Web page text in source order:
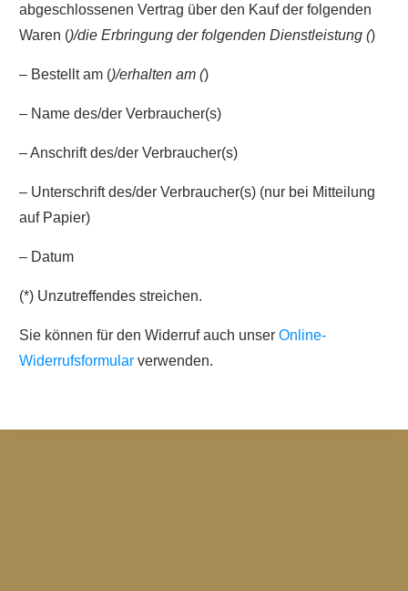
abgeschlossenen Vertrag über den Kauf der folgenden
Waren ()/die Erbringung der folgenden Dienstleistung ()
– Bestellt am ()/erhalten am ()
– Name des/der Verbraucher(s)
– Anschrift des/der Verbraucher(s)
– Unterschrift des/der Verbraucher(s) (nur bei Mitteilung
auf Papier)
– Datum
(*) Unzutreffendes streichen.
Sie können für den Widerruf auch unser Online-
Widerrufsformular verwenden.